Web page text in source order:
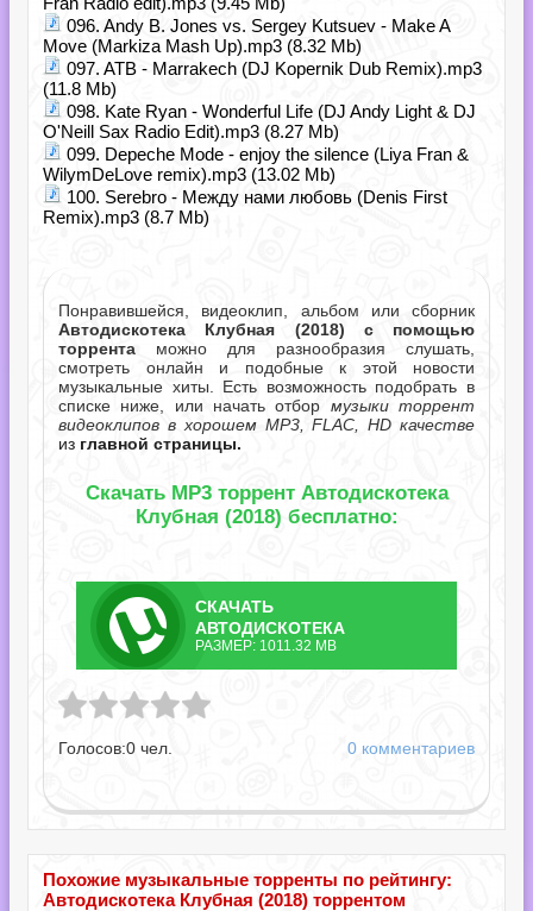
096. Andy B. Jones vs. Sergey Kutsuev - Make A
Move (Markiza Mash Up).mp3 (8.32 Mb)
097. ATB - Marrakech (DJ Kopernik Dub Remix).mp3
(11.8 Mb)
098. Kate Ryan - Wonderful Life (DJ Andy Light & DJ
O'Neill Sax Radio Edit).mp3 (8.27 Mb)
099. Depeche Mode - enjoy the silence (Liya Fran &
WilymDeLove remix).mp3 (13.02 Mb)
100. Serebro - Между нами любовь (Denis First
Remix).mp3 (8.7 Mb)
Понравившейся, видеоклип, альбом или сборник
Автодискотека Клубная (2018) с помощью
торрента можно для разнообразия слушать,
смотреть онлайн и подобные к этой новости
музыкальные хиты. Есть возможность подобрать в
списке ниже, или начать отбор музыки торрент
видеоклипов в хорошем MP3, FLAC, HD качестве
из главной страницы.
Скачать MP3 торрент Автодискотека
Клубная (2018) бесплатно:
СКАЧАТЬ
ТОРРЕНТ
АВТОДИСКОТЕКА
КЛУБНАЯ.TORRENT
РАЗМЕР: 1011.32 MB
Голосов:0 чел. 0 комментариев
Похожие музыкальные торренты по рейтингу:
Автодискотека Клубная (2018) торрентом